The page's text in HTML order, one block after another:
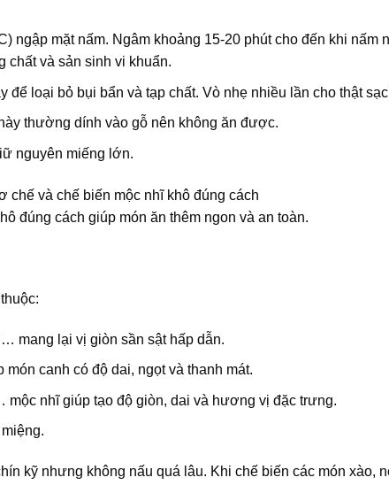
ngập mặt nấm. Ngâm khoảng 15-20 phút cho đến khi
chất và sản sinh vi khuẩn.
loại bỏ bụi bẩn và tạp chất. Vò nhẹ nhiều lần cho thật
thường dính vào gỗ nên không ăn được.
nguyên miếng lớn.
đúng cách giúp món ăn thêm ngon và an toàn.
mang lại vị giòn sần sật hấp dẫn.
canh có độ dai, ngọt và thanh mát.
mộc nhĩ giúp tạo độ giòn, dai và hương vị đặc trưng.
kỹ nhưng không nấu quá lâu. Khi chế biến các món xào,